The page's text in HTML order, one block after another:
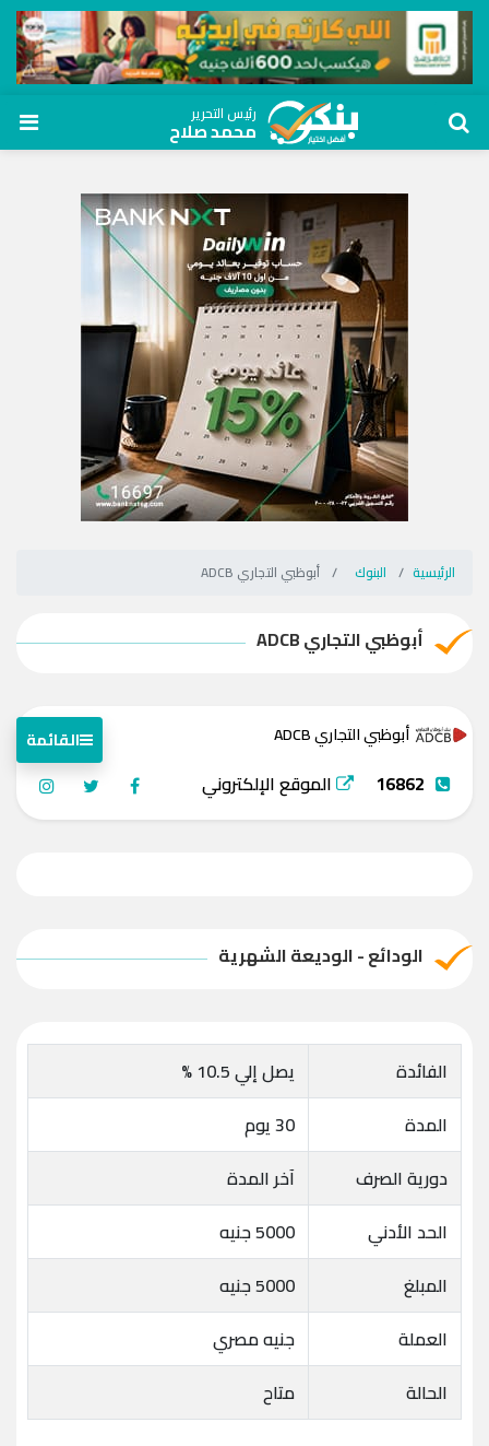
رئيس التحرير
محمد صلاح
الرئيسية البنوك أبوظبي التجاري ADCB
أبوظبي التجاري ADCB
أبوظبي التجاري ADCB القائمة
16862 الموقع الإلكتروني
الودائع - الوديعة الشهرية
الفائدة
يصل إلي 10.5 %
المدة
30 يوم
دورية الصرف
آخر المدة
الحد الأدني
5000 جنيه
المبلغ
5000 جنيه
العملة
جنيه مصري
الحالة
متاح